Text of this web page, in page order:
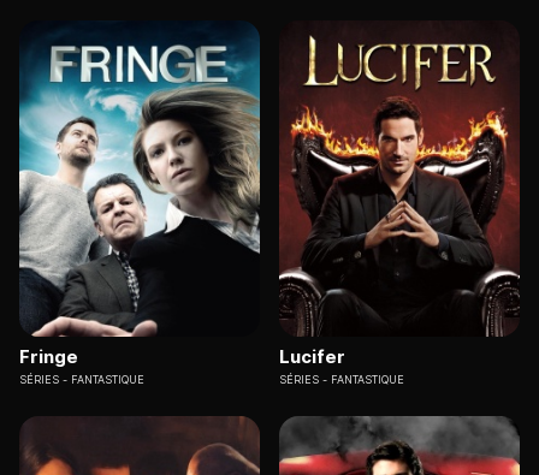
Fringe
SÉRIES FANTASTIQUE
Lucifer
SÉRIES FANTASTIQUE